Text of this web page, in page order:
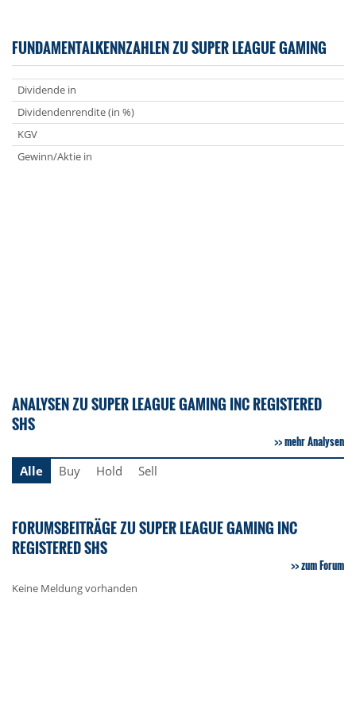
FUNDAMENTALKENNZAHLEN ZU SUPER LEAGUE GAMING
Dividende in
Dividendenrendite (in %)
KGV
Gewinn/Aktie in
ANALYSEN ZU SUPER LEAGUE GAMING INC REGISTERED
SHS
mehr Analysen
Alle
Buy Hold Sell
FORUMSBEITRÄGE ZU SUPER LEAGUE GAMING INC
REGISTERED SHS
zum Forum
Keine Meldung vorhanden